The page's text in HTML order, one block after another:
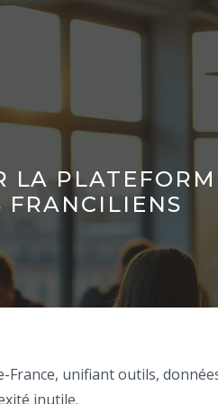
LA
FRANCILIENS
unifiant outils,
inutile.